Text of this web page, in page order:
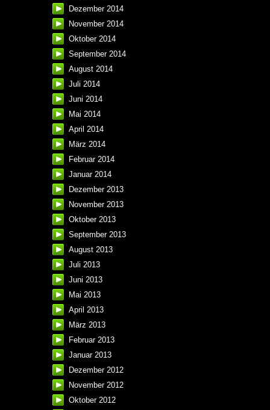
Dezember 2014
November 2014
Oktober 2014
September 2014
August 2014
Juli 2014
Juni 2014
Mai 2014
April 2014
März 2014
Februar 2014
Januar 2014
Dezember 2013
November 2013
Oktober 2013
September 2013
August 2013
Juli 2013
Juni 2013
Mai 2013
April 2013
März 2013
Februar 2013
Januar 2013
Dezember 2012
November 2012
Oktober 2012